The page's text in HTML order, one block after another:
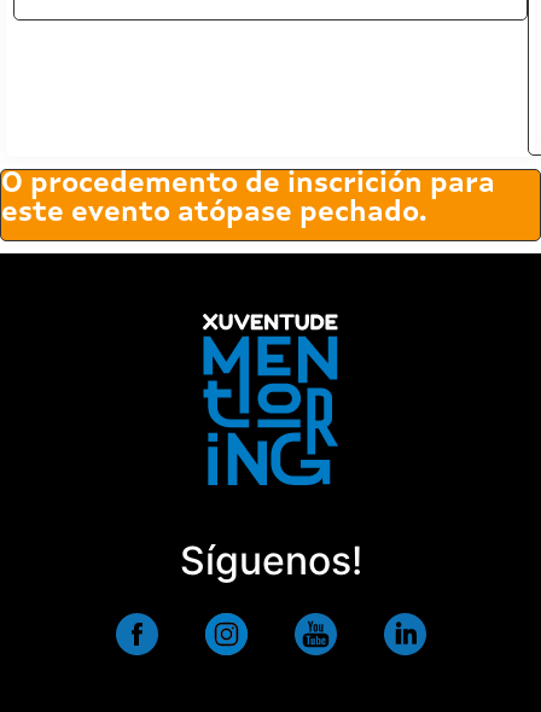
O procedemento de inscrición para
este evento atópase pechado.
Síguenos!